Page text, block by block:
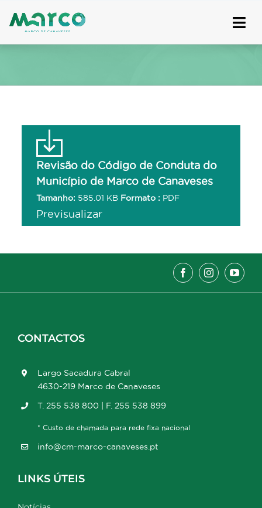
to
Revisão do Código de Conduta do
Município de Marco de Canaveses
Tamanho: 585.01 KB Formato : PDF
Previsualizar
CONTACTOS
Largo Sacadura Cabral
4630-219 Marco de Canaveses
T. 255 538 800 | F. 255 538 899
* Custo de chamada para rede fixa nacional
info@cm-marco-canaveses.pt
LINKS ÚTEIS